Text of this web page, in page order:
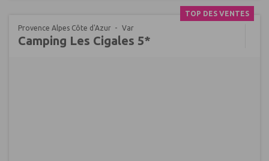
TOP DES VENTES
Provence Alpes Côte d'Azur
Var
Camping Les Cigales 5*